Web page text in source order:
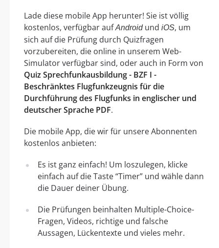
Lade diese mobile App herunter! Sie ist völlig
kostenlos, verfügbar aufAndroidund iOS, um
sich auf die Prüfung durch Quizfragen
vorzubereiten, die online in unserem Web-
Simulator verfügbar sind, oder auch in Form von
Quiz Sprechfunkausbildung - BZF I -
Beschränktes Flugfunkzeugnis für die
Durchführung des Flugfunks in englischer und
deutscher Sprache PDF.
Die mobile App, die wir für unsere Abonnenten
kostenlos anbieten:
Es ist ganz einfach! Um loszulegen, klicke
einfach auf die Taste “Timer” und wähle dann
die Dauer deiner Übung.
Die Prüfungen beinhalten Multiple-Choice-
Fragen, Videos, richtige und falsche
Aussagen, Lückentexte und vieles mehr.